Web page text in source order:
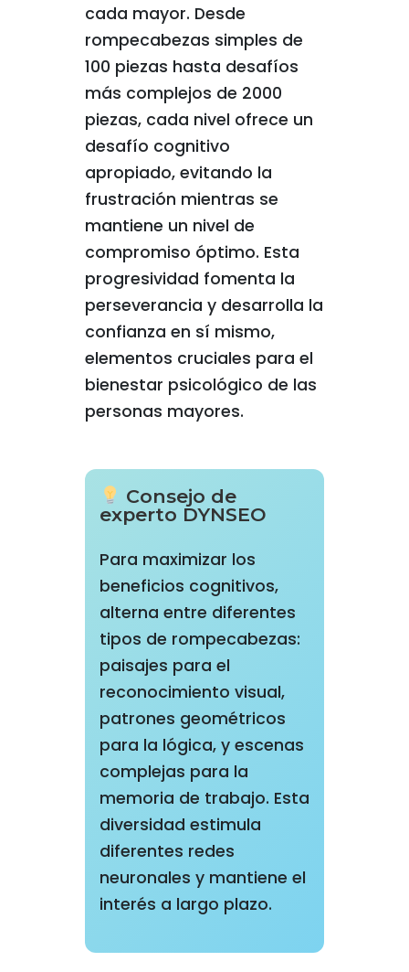
cada mayor. Desde
rompecabezas simples de
100 piezas hasta desafíos
más complejos de 2000
piezas, cada nivel ofrece un
desafío cognitivo
apropiado, evitando la
frustración mientras se
mantiene un nivel de
compromiso óptimo. Esta
progresividad fomenta la
perseverancia y desarrolla la
confianza en sí mismo,
elementos cruciales para el
bienestar psicológico de las
personas mayores.
Consejo de
experto DYNSEO
Para maximizar los
beneficios cognitivos,
alterna entre diferentes
tipos de rompecabezas:
paisajes para el
reconocimiento visual,
patrones geométricos
para la lógica, y escenas
complejas para la
memoria de trabajo. Esta
diversidad estimula
diferentes redes
neuronales y mantiene el
interés a largo plazo.